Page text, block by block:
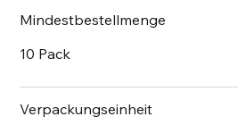
Mindestbestellmenge
10 Pack
Verpackungseinheit